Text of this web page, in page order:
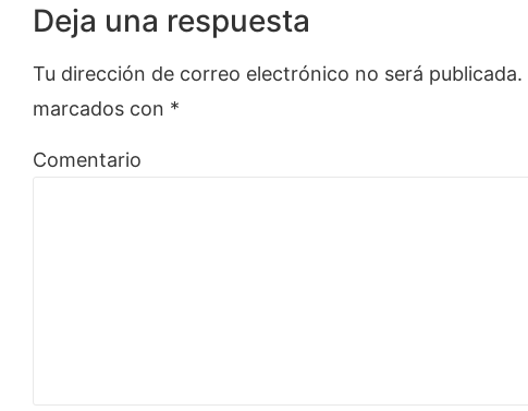
Deja una respuesta
Tu dirección de correo electrónico no será publicada.
marcados con *
Comentario